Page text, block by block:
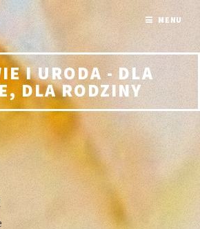
I URODA - DLA
DLA RODZINY
MENU